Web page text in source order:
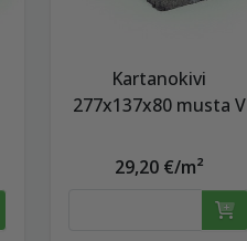
Kartanokivi
277x137x80 musta V
29,20 €/m²